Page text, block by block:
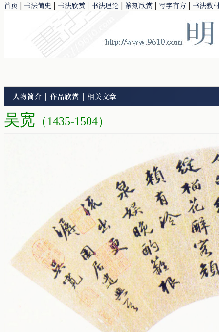
首页 | 书法简史 | 书法欣赏 | 书法理论 | 篆刻欣赏 | 写字有方 | 书法教
人物简介 | 作品欣赏 | 相关文章
吴宽 （1435-1504）